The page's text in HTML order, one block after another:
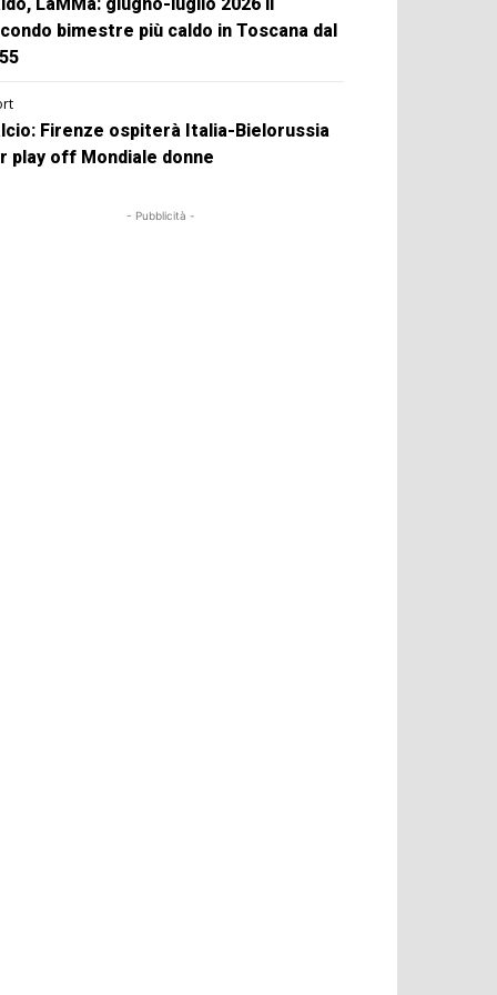
LaMMa: giugno-luglio 2026 il
bimestre più caldo in Toscana dal
Firenze ospiterà Italia-Bielorussia
play off Mondiale donne
- Pubblicità -